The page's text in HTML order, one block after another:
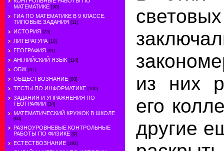
МАТЕМАТИКЕ [90]
ГИА ПО МАТЕМАТИКЕ В 9 КЛАССЕ.
ТИПОВЫЕ ЗАДАНИЯ [11]
ИСТОРИЯ [25]
ЛИТЕРАТУРА [10]
ГЕОГРАФИЯ [91]
АНГЛИЙСКИЙ ЯЗЫК [114]
ОБЖ [37]
ОБЩЕСТВОЗНАНИЕ [80]
ТЕСТЫ ПО ИНФОРМАТИКЕ [100]
ЗАДАНИЯ И УПРАЖНЕНИЯ ПО
ГЕОГРАФИИ [34]
МАТЕМАТИЧЕСКИЙ КРУЖОК В ШКОЛЕ
[60]
РАЗНОУРОВНЕВЫЕ КОНТРОЛЬНЫЕ
РАБОТЫ ПО ФИЗИКЕ [9]
ЕСТЕСТВОЗНАНИЕ [193]
из них
его
другие